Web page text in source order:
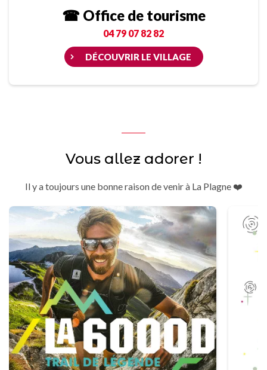
☎ Office de tourisme
04 79 07 82 82
DÉCOUVRIR LE VILLAGE
Vous allez adorer !
Il y a toujours une bonne raison de venir à La Plagne ❤️